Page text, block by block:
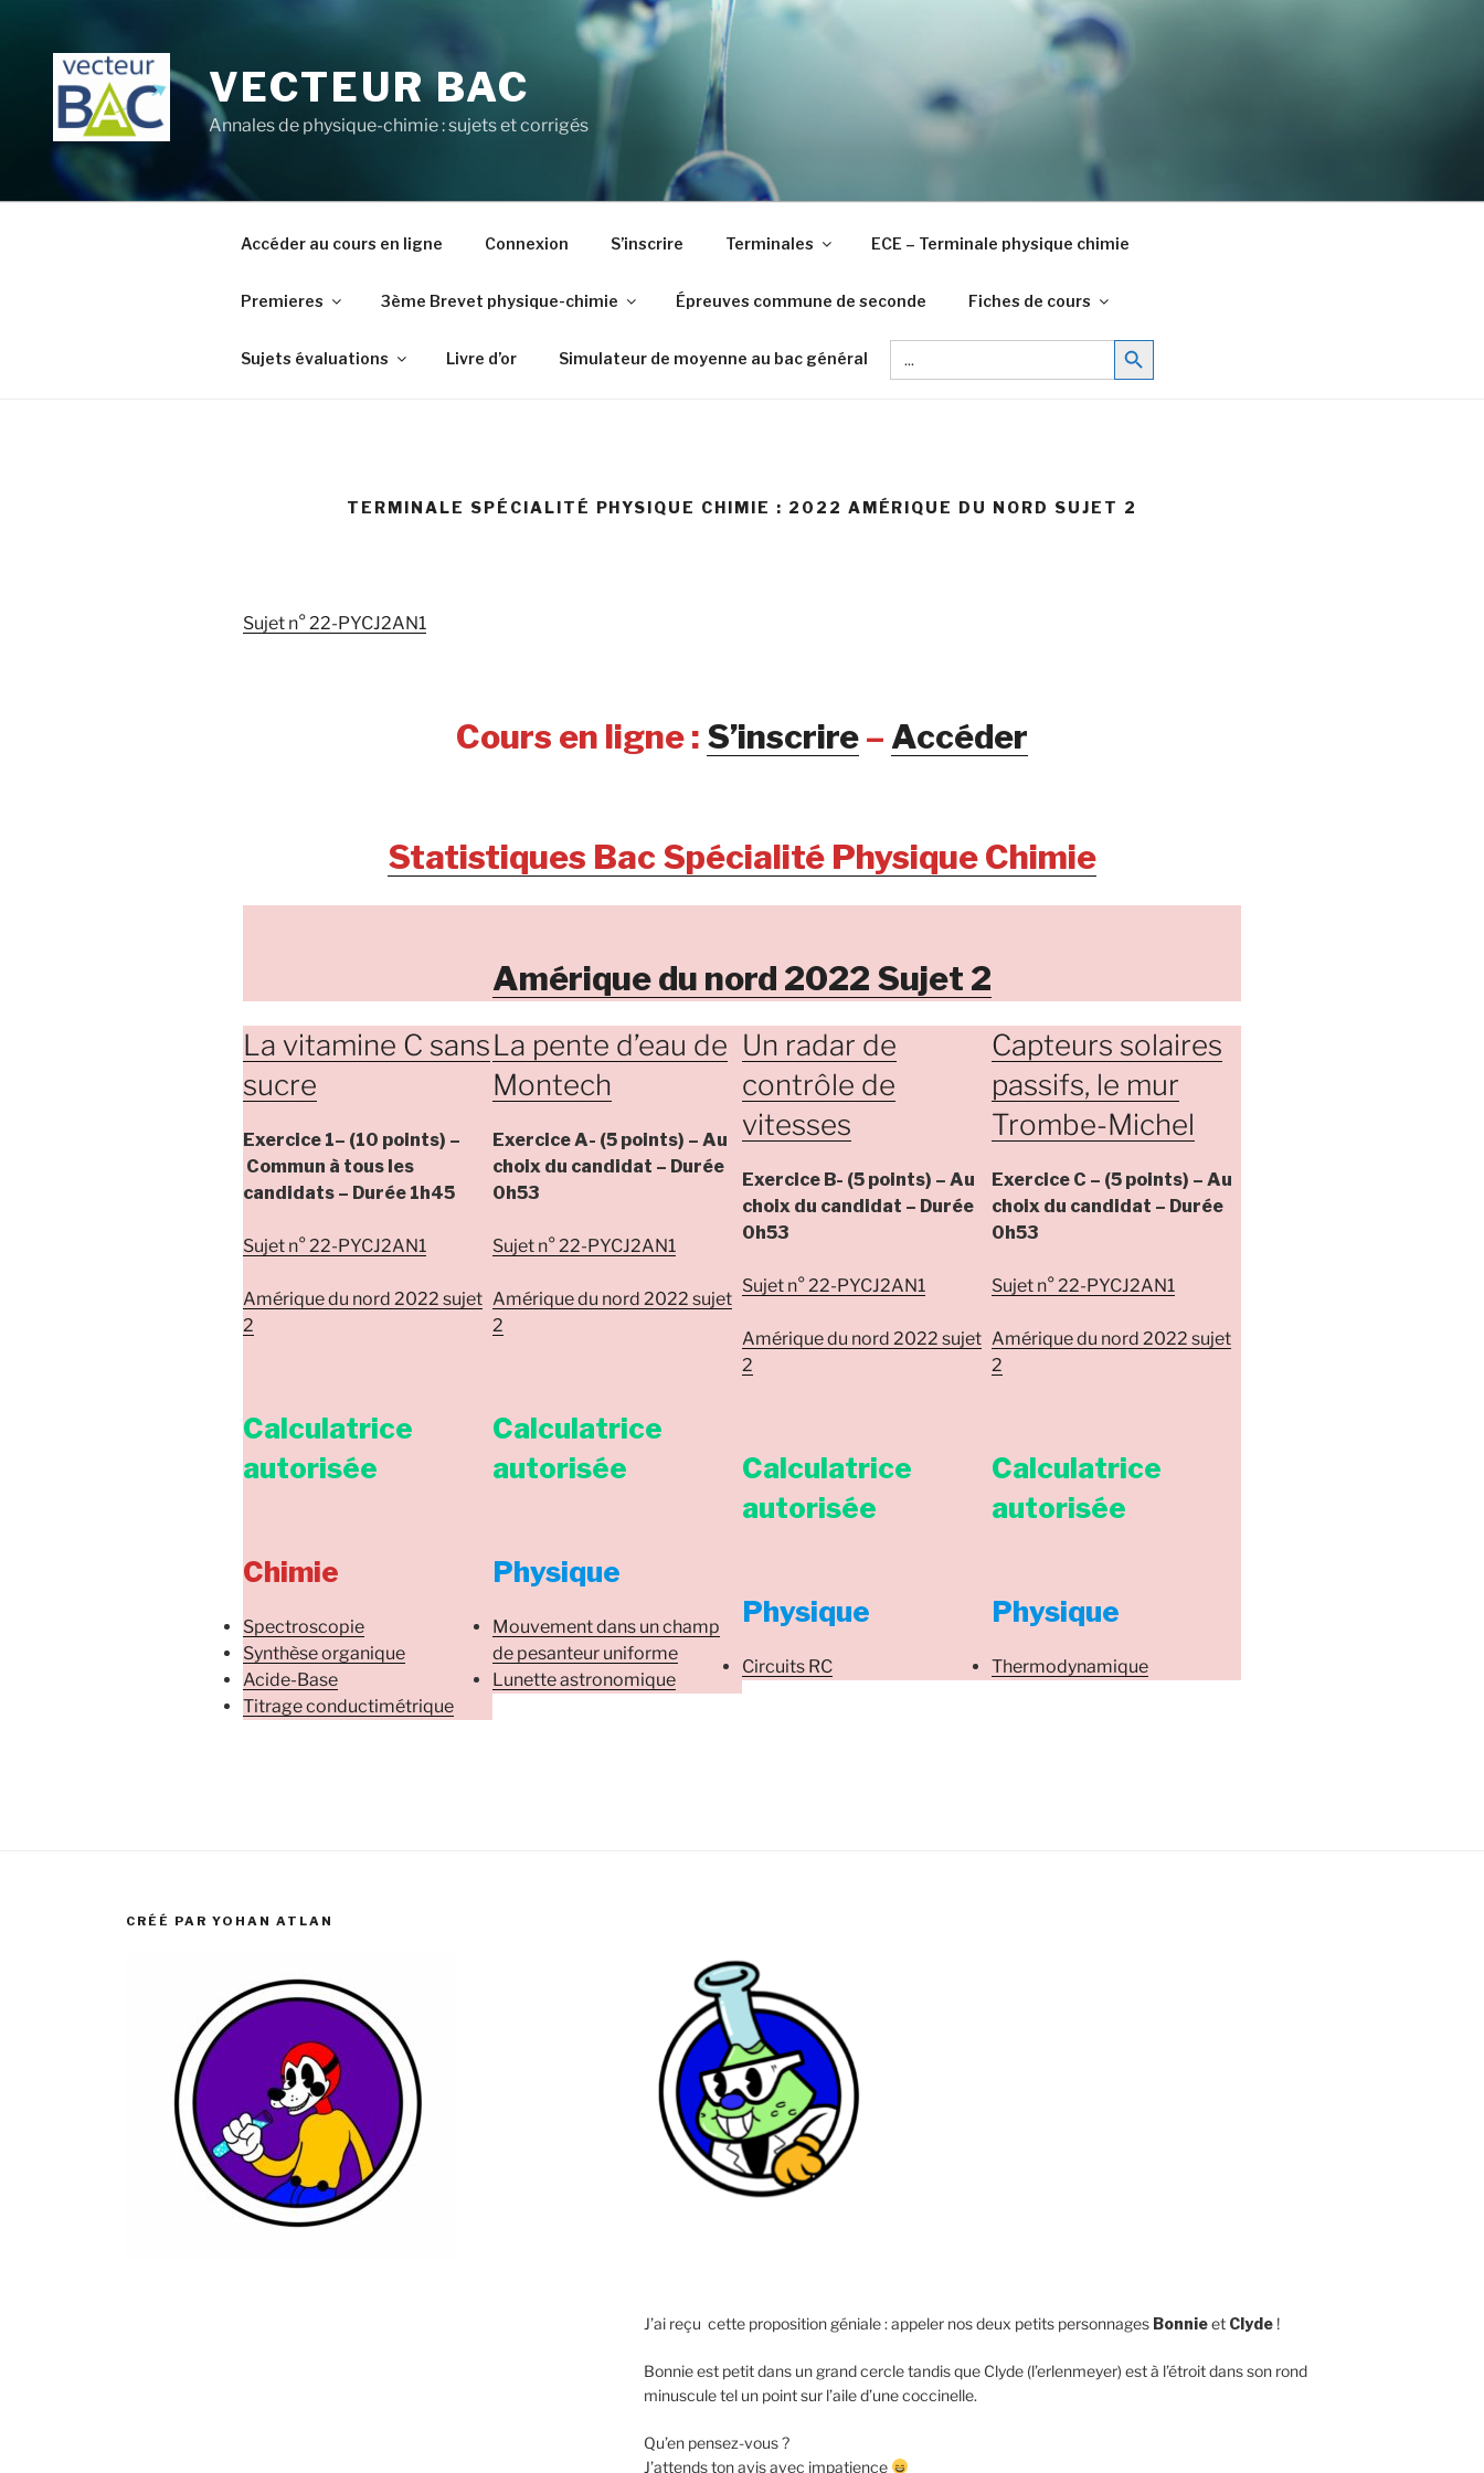
contenu
principal
VECTEUR BAC
Annales de physique-chimie : sujets et corrigés
Accéder au cours en ligne Connexion S’inscrire Terminales ECE – Terminale physique chimie
Premieres 3ème Brevet physique-chimie Épreuves commune de seconde Fiches de cours
Sujets évaluations Livre d’or Simulateur de moyenne au bac général
Search
for:
Search Button
TERMINALE SPÉCIALITÉ PHYSIQUE CHIMIE : 2022 AMÉRIQUE DU NORD SUJET 2
Sujet n° 22-PYCJ2AN1
Cours en ligne : S’inscrire– Accéder
Statistiques Bac Spécialité Physique Chimie
Amérique du nord 2022 Sujet 2
La vitamine C sans
sucre
Exercice 1– (10 points) –
Commun à tous les
candidats – Durée 1h45
Sujet n° 22-PYCJ2AN1
Amérique du nord 2022 sujet
2
Calculatrice
autorisée
Chimie
Spectroscopie
Synthèse organique
Acide-Base
Titrage conductimétrique
La pente d’eau de
Montech
Exercice A- (5 points) – Au
choix du candidat – Durée
0h53
Sujet n° 22-PYCJ2AN1
Amérique du nord 2022 sujet
2
Calculatrice
autorisée
Physique
Mouvement dans un champ
de pesanteur uniforme
Lunette astronomique
Un radar de
contrôle de
vitesses
Exercice B- (5 points) – Au
choix du candidat – Durée
0h53
Sujet n° 22-PYCJ2AN1
Amérique du nord 2022 sujet
2
Calculatrice
autorisée
Physique
Circuits RC
Capteurs solaires
passifs, le mur
Trombe-Michel
Exercice C – (5 points) – Au
choix du candidat – Durée
0h53
Sujet n° 22-PYCJ2AN1
Amérique du nord 2022 sujet
2
Calculatrice
autorisée
Physique
Thermodynamique
CRÉÉ PAR YOHAN ATLAN
J’ai reçu cette proposition géniale : appeler nos deux petits personnages Bonnieet Clyde!
Bonnie est petit dans un grand cercle tandis que Clyde (l’erlenmeyer) est à l’étroit dans son rond
minuscule tel un point sur l’aile d’une coccinelle.
Qu’en pensez-vous ?
J’attends ton avis avec impatience